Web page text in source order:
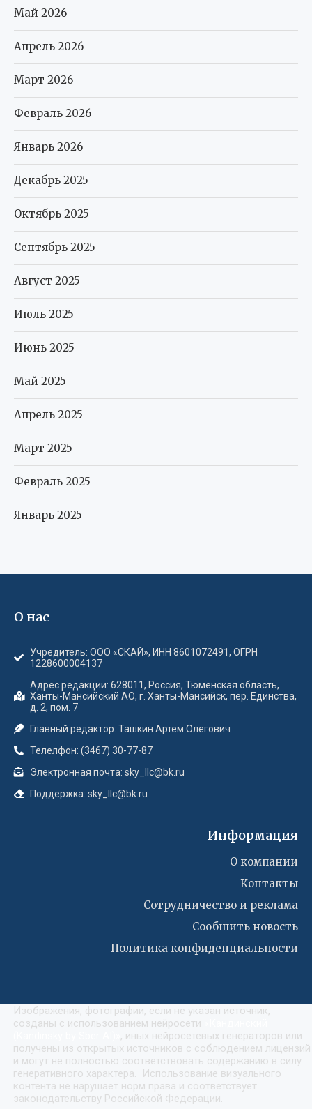
Май 2026
Апрель 2026
Март 2026
Февраль 2026
Январь 2026
Декабрь 2025
Октябрь 2025
Сентябрь 2025
Август 2025
Июль 2025
Июнь 2025
Май 2025
Апрель 2025
Март 2025
Февраль 2025
Январь 2025
О нас
Учредитель: ООО «СКАЙ», ИНН 8601072491, ОГРН
1228600004137
Адрес редакции: 628011, Россия, Тюменская область,
Ханты-Мансийский АО, г. Ханты-Мансийск, пер. Единства,
д. 2, пом. 7
Главный редактор: Ташкин Артём Олегович
Телелфон: (3467) 30-77-87
Электронная почта: sky_llc@bk.ru
Поддержка: sky_llc@bk.ru
Информация
О компании
Контакты
Сотрудничество и реклама
Сообшить новость
Политика конфиденциальности
Изображения, фотографии, если не указан источник,
созданы с использованием нейросети
, иных нейросетевых генераторов или
получены из открытых источников с соблюдением лицензий
и могут не полностью соответствовать содержанию в силу
генеративного характера. Использование визуального
контента не нарушает норм права и соответствует
законодательству Российской Федерации.